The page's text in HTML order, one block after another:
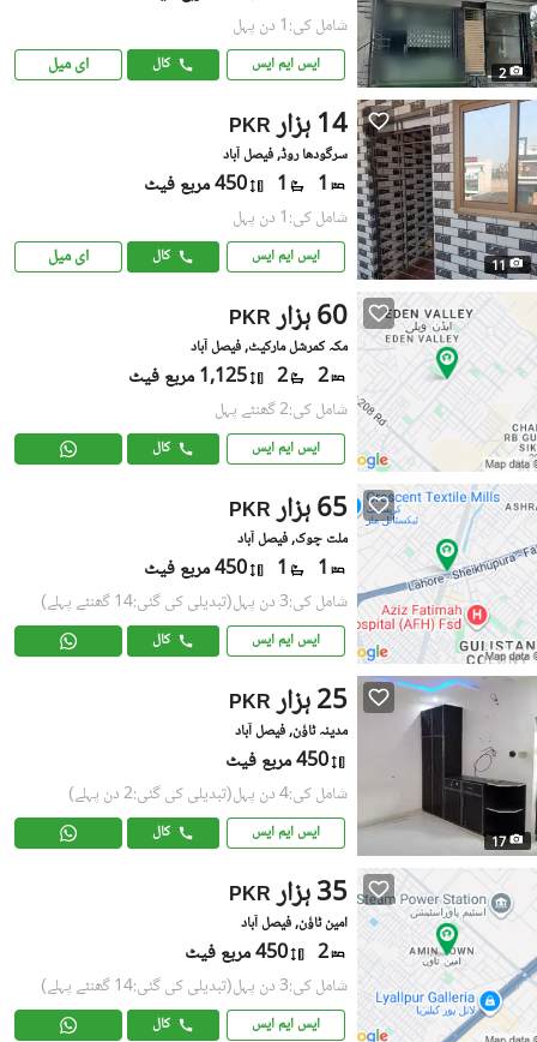
2
شامل کی:1 دن پہل
ایس ایم ایس کال ای میل
11
PKR 14 ہزار
سرگودھا روڈ, فیصل آباد
1
1 450 مربع فیٹ
شامل کی:1 دن پہل
ایس ایم ایس کال ای میل
PKR 60 ہزار
مکّہ کمرشل مارکیٹ, فیصل آباد
2
2 1,125 مربع فیٹ
شامل کی:2 گھنٹے پہل
ایس ایم ایس کال
PKR 65 ہزار
ملت چوک, فیصل آباد
1
1 450 مربع فیٹ
شامل کی:3 دن پہل (تبدیلی کی گئی:14 گھنٹے پہلے)
ایس ایم ایس کال
17
PKR 25 ہزار
مدینہ ٹاؤن, فیصل آباد
450 مربع فیٹ
شامل کی:4 دن پہل (تبدیلی کی گئی:2 دن پہلے)
ایس ایم ایس کال
PKR 35 ہزار
امین ٹاؤن, فیصل آباد
2 450 مربع فیٹ
شامل کی:3 دن پہل (تبدیلی کی گئی:14 گھنٹے پہلے)
ایس ایم ایس کال